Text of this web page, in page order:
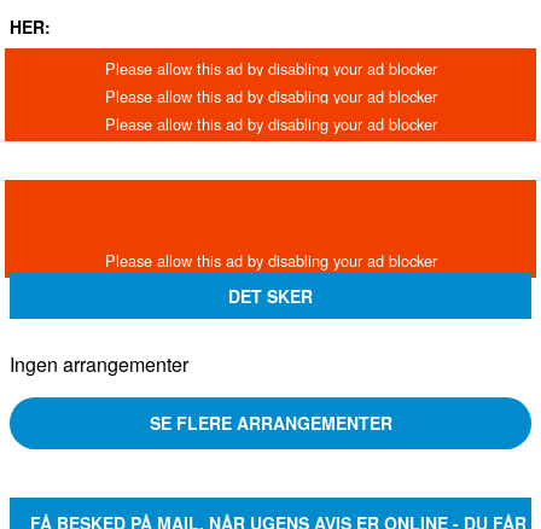
HER:
DET SKER
Ingen arrangementer
SE FLERE ARRANGEMENTER
FÅ BESKED PÅ MAIL, NÅR UGENS AVIS ER ONLINE - DU FÅR